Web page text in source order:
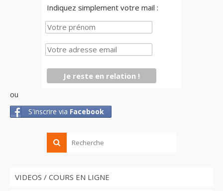
Indiquez simplement votre mail :
ou
S'inscrire via Facebook
VIDEOS / COURS EN LIGNE